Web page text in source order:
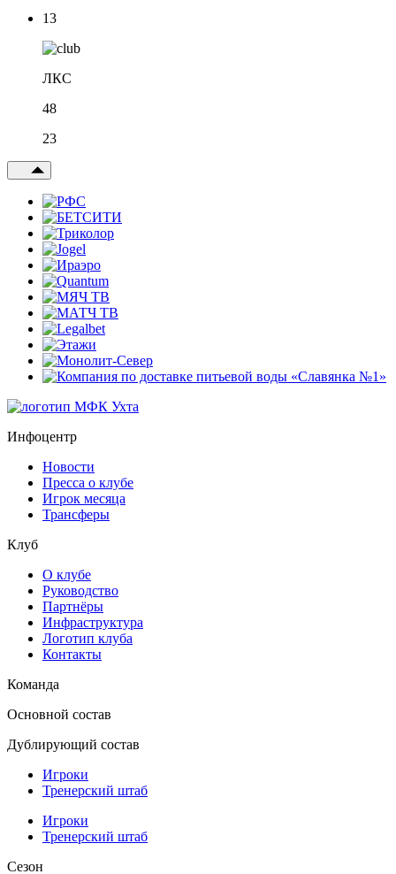
13
ЛКС
48
23
Инфоцентр
Новости
Пресса о клубе
Игрок месяца
Трансферы
Клуб
О клубе
Руководство
Партнёры
Инфраструктура
Логотип клуба
Контакты
Команда
Основной состав
Дублирующий состав
Игроки
Тренерский штаб
Игроки
Тренерский штаб
Сезон